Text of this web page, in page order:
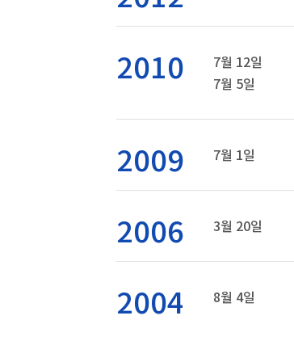
2010 7월 12일
7월 5일
2009 7월 1일
2006 3월 20일
2004 8월 4일